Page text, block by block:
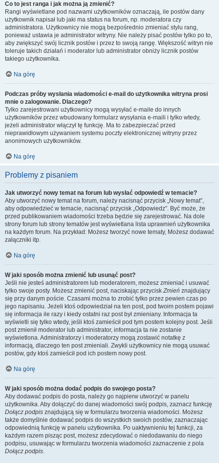
Co to jest ranga i jak można ją zmienić?
Rangi wyświetlane pod nazwami użytkowników oznaczają, ile postów dany
użytkownik napisał lub jaki ma status na forum, np. moderatora czy
administratora. Użytkownicy nie mogą bezpośrednio zmieniać stylu rang,
ponieważ ustawia je administrator witryny. Nie należy pisać postów tylko po to,
aby zwiększyć swój licznik postów i przez to swoją rangę. Większość witryn nie
toleruje takich działań i moderator lub administrator obniży licznik postów
takiego użytkownika.
Na górę
Podczas próby wysłania wiadomości e-mail do użytkownika witryna prosi
mnie o zalogowanie. Dlaczego?
Tylko zarejestrowani użytkownicy mogą wysyłać e-maile do innych
użytkowników przez wbudowany formularz wysyłania e-maili i tylko wtedy,
jeżeli administrator włączył tę funkcję. Ma to zabezpieczać przed
nieprawidłowym używaniem systemu poczty elektronicznej witryny przez
anonimowych użytkowników.
Na górę
Problemy z pisaniem
Jak utworzyć nowy temat na forum lub wysłać odpowiedź w temacie?
Aby utworzyć nowy temat na forum, należy nacisnąć przycisk „Nowy temat”,
aby odpowiedzieć w temacie, nacisnąć przycisk „Odpowiedz”. Być może, że
przed publikowaniem wiadomości trzeba będzie się zarejestrować. Na dole
strony forum lub strony tematów jest wyświetlana lista uprawnień użytkownika
na każdym forum. Na przykład: Możesz tworzyć nowe tematy, Możesz dodawać
załączniki itp.
Na górę
W jaki sposób można zmienić lub usunąć post?
Jeśli nie jesteś administratorem lub moderatorem, możesz zmieniać i usuwać
tylko swoje posty. Możesz zmienić post, naciskając przyciskZmień znajdujący
się przy danym poście. Czasami można to zrobić tylko przez pewien czas po
jego napisaniu. Jeżeli ktoś odpowiedział na ten post, pod twoim postem pojawi
się informacja ile razy i kiedy ostatni raz post był zmieniany. Informacja ta
wyświetli się tylko wtedy, jeśli ktoś zamieścił pod tym postem kolejny post. Jeśli
post zmienił moderator lub administrator, informacja ta nie zostanie
wyświetlona. Administratorzy i moderatorzy mogą zostawić notatkę z
informacją, dlaczego ten post zmieniali. Zwykli użytkownicy nie mogą usuwać
postów, gdy ktoś zamieścił pod ich postem nowy post.
Na górę
W jaki sposób można dodać podpis do swojego posta?
Aby dodawać podpis do posta, należy go najpierw utworzyć w panelu
użytkownika. Aby dołączyć do danej wiadomości swój podpis, zaznacz funkcję
Dołącz podpis znajdującą się w formularzu tworzenia wiadomości. Możesz
także domyślnie dodawać podpis do wszystkich swoich postów, zaznaczając
odpowiednią funkcję w panelu użytkownika. Po uaktywnieniu tej funkcji, za
każdym razem pisząc post, możesz zdecydować o niedodawaniu do niego
podpisu, usuwając w formularzu tworzenia wiadomości zaznaczenie z pola
Dołącz podpis.